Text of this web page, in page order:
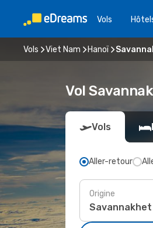
Vols
Vols Viet Nam Hanoï
Vol
Vols
Aller-retour
Origine